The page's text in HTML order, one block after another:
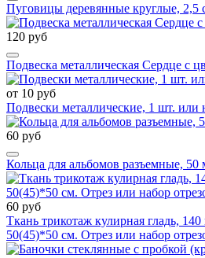
Пуговицы деревянные круглые, 2,5
120 руб
Подвеска металлическая Сердце с
от 10 руб
Подвески металлические, 1 шт. или
60 руб
Кольца для альбомов разъемные, 50
60 руб
Ткань трикотаж кулирная гладь,
50(45)*50 см. Отрез или набор